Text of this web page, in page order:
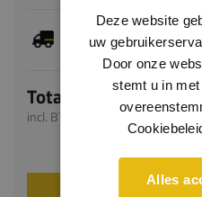
Je hebt gekozen
levertijd bedraagt
Totaal
incl. BTW
Deze website
uw
Door onze
stemt u in
Alles